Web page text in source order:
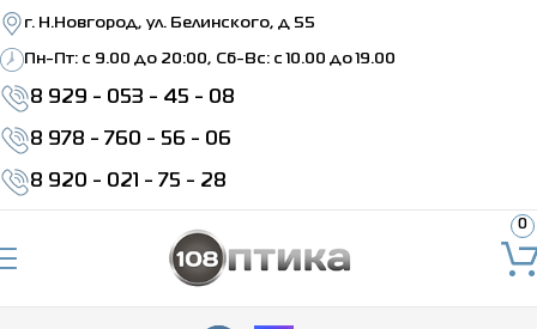
г. Н.Новгород, ул. Белинского, д 55
Пн-Пт: c 9.00 до 20:00, Сб-Вс: с 10.00 до 19.00
8 929 - 053 - 45 - 08
8 978 - 760 - 56 - 06
8 920 - 021 - 75 - 28
0